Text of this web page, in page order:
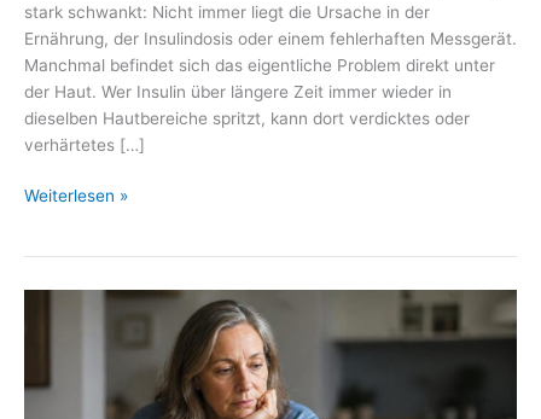
stark schwankt: Nicht immer liegt die Ursache in der
Ernährung, der Insulindosis oder einem fehlerhaften Messgerät.
Manchmal befindet sich das eigentliche Problem direkt unter
der Haut. Wer Insulin über längere Zeit immer wieder in
dieselben Hautbereiche spritzt, kann dort verdicktes oder
verhärtetes […]
Lipohypertrophie
Spritzstellen
durcheinanderbringen
Weiterlesen »